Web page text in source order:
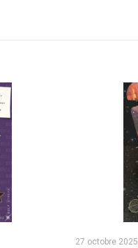
27 octobre 2025